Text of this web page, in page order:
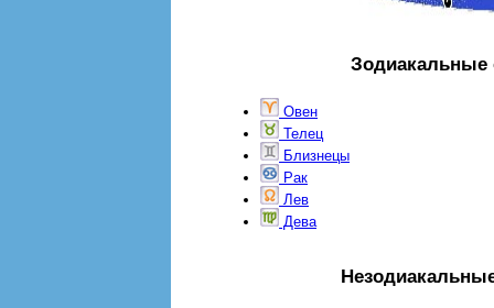
Зодиакальные
Овен
Телец
Близнецы
Рак
Лев
Дева